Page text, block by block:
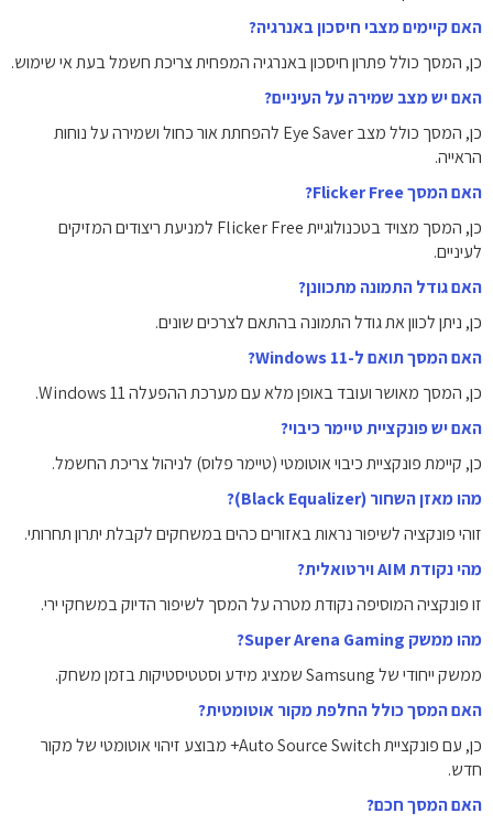
האם קיימים מצבי חיסכון באנרגיה?
כן, המסך כולל פתרון חיסכון באנרגיה המפחית צריכת חשמל בעת אי שימוש.
האם יש מצב שמירה על העיניים?
כן, המסך כולל מצב Eye Saver להפחתת אור כחול ושמירה על נוחות
הראייה.
האם המסך Flicker Free?
כן, המסך מצויד בטכנולוגיית Flicker Free למניעת ריצודים המזיקים
לעיניים.
האם גודל התמונה מתכוונן?
כן, ניתן לכוון את גודל התמונה בהתאם לצרכים שונים.
האם המסך תואם ל-Windows 11?
כן, המסך מאושר ועובד באופן מלא עם מערכת ההפעלה Windows 11.
האם יש פונקציית טיימר כיבוי?
כן, קיימת פונקציית כיבוי אוטומטי (טיימר פלוס) לניהול צריכת החשמל.
מהו מאזן השחור (Black Equalizer)?
זוהי פונקציה לשיפור נראות באזורים כהים במשחקים לקבלת יתרון תחרותי.
מהי נקודת AIM וירטואלית?
זו פונקציה המוסיפה נקודת מטרה על המסך לשיפור הדיוק במשחקי ירי.
מהו ממשק Super Arena Gaming?
ממשק ייחודי של Samsung שמציג מידע וסטטיסטיקות בזמן משחק.
האם המסך כולל החלפת מקור אוטומטית?
כן, עם פונקציית Auto Source Switch+ מבוצע זיהוי אוטומטי של מקור
חדש.
האם המסך חכם?